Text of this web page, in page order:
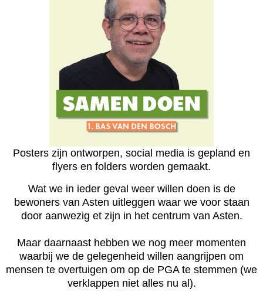
Posters zijn ontworpen, social media is gepland en
flyers en folders worden gemaakt.
Wat we in ieder geval weer willen doen is de
bewoners van Asten uitleggen waar we voor staan
door aanwezig et zijn in het centrum van Asten.
Maar daarnaast hebben we nog meer momenten
waarbij we de gelegenheid willen aangrijpen om
mensen te overtuigen om op de PGA te stemmen (we
verklappen niet alles nu al).